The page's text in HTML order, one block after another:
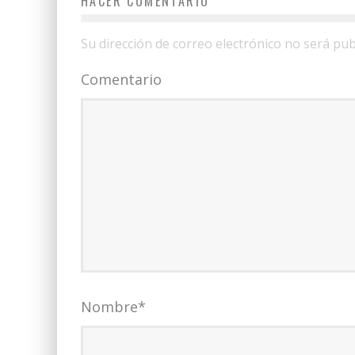
Su dirección de correo electrónico no será
Comentario
Nombre*